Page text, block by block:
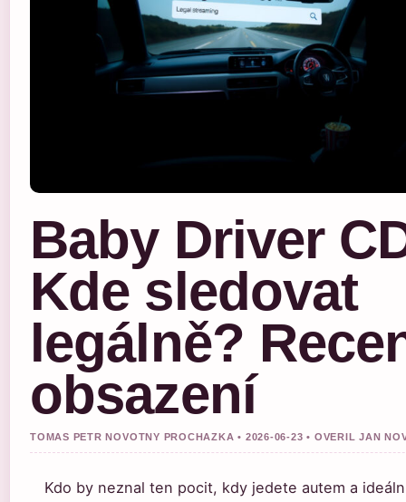
Baby Driver
Kde sledovat
legálně?
obsazení
TOMAS PETR NOVOTNY PROCHAZKA • 2026-06-23 • OVERIL JAN
Kdo by neznal ten pocit, kdy jedete autem a